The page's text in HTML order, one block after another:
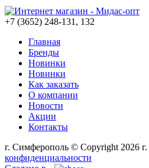
+7 (3652) 248-131, 132
Главная
Бренды
Новинки
Новинки
Как заказать
О компании
Новости
Акции
Контакты
г. Симферополь © Copyright 2026 г.
конфиденциальности